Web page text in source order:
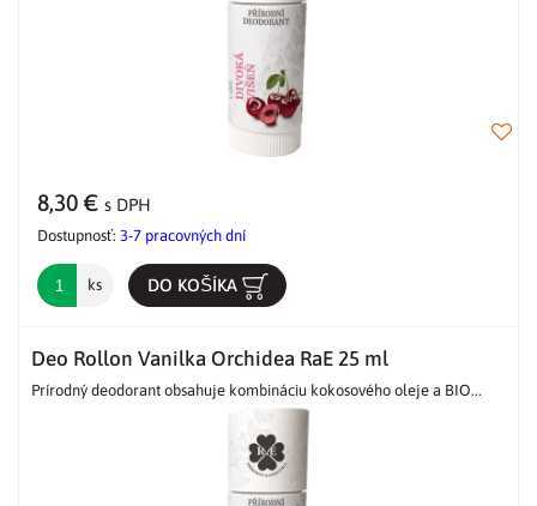
8,30 € s DPH
Dostupnosť: 3-7 pracovných dní
ks DO KOŠÍKA
Deo Rollon Vanilka Orchidea RaE 25 ml
Prírodný deodorant obsahuje kombináciu kokosového oleje a BIO...